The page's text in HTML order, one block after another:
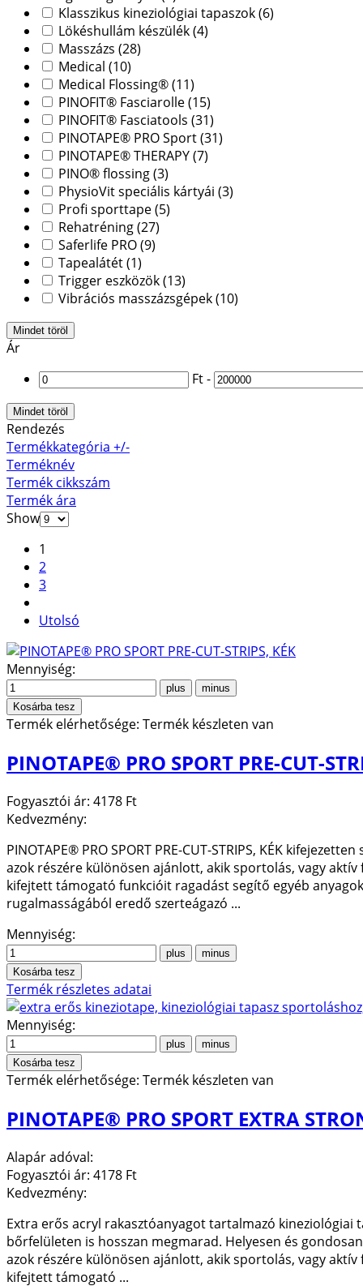
Klasszikus kineziológiai tapaszok(6)
Lökéshullám készülék(4)
Masszázs (28)
Medical (10)
Medical Flossing®(11)
PINOFIT® Fasciarolle(15)
PINOFIT® Fasciatools (31)
PINOTAPE® PRO Sport(31)
PINOTAPE® THERAPY(7)
PINO® flossing(3)
PhysioVit speciális kártyái (3)
Profi sporttape(5)
Rehatréning(27)
Saferlife PRO(9)
Tapealátét(1)
Trigger eszközök(13)
Vibrációs masszázsgépek(10)
Mindet töröl
Ár
Ft-
Mindet töröl
Rendezés
Termékkategória +/-
Terméknév
Termék cikkszám
Termék ára
Show
1
2
3
Utolsó
Mennyiség:
Termék elérhetősége: Termék készleten van
PINOTAPE® PRO SPORT PRE-CUT-
Fogyasztói ár: 4178 Ft
Kedvezmény:
PINOTAPE® PRO SPORT PRE-CUT-STRIPS, KÉK
azok részére különösen ajánlott, akik sportolás, vagy
kifejtett támogató funkcióit ragadást segítő egyéb
rugalmasságából eredő szerteágazó ...
Mennyiség:
Termék részletes adatai
Mennyiség:
Termék elérhetősége: Termék készleten van
PINOTAPE® PRO SPORT EXTRA
Alapár adóval:
Fogyasztói ár: 4178 Ft
Kedvezmény:
Extra erős acryl rakasztóanyagot tartalmazó
bőrfelületen is hosszan megmarad. Helyesen és
azok részére különösen ajánlott, akik sportolás, vagy
kifejtett támogató ...